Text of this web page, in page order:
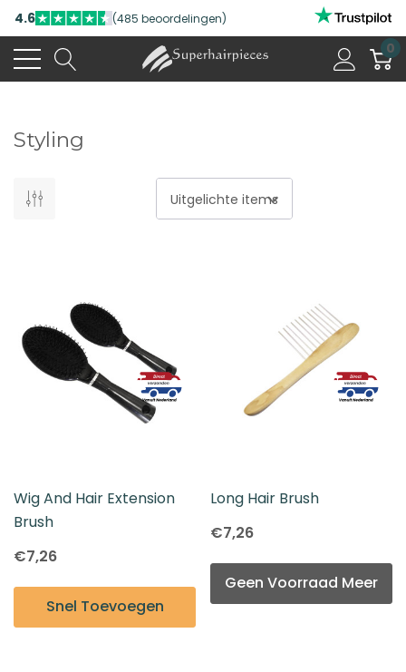
4.6 (485 beoordelingen)
0
Styling
Wig And Hair Extension
Brush
€7,26
Snel Toevoegen
Long Hair Brush
€7,26
Geen Voorraad Meer